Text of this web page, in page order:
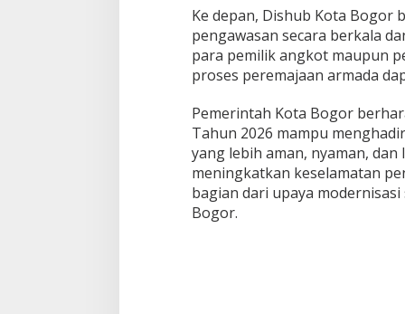
Ke depan, Dishub Kota Bogor
pengawasan secara berkala
para pemilik angkot maupun
proses peremajaan armada
Pemerintah Kota Bogor
Tahun 2026 mampu
yang lebih aman, nyaman, dan
meningkatkan keselamatan
bagian dari upaya
Bogor.